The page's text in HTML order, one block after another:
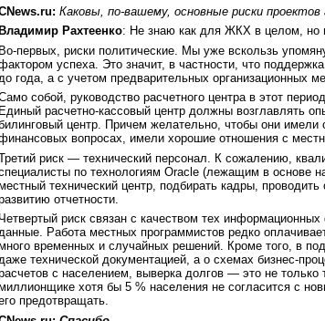
Каковы, по-вашему, основные риски
Владимир Рахтеенко: Не знаю как для ЖКХ в целом, но
Во-первых, риски политические. Мы уже вскользь
успеха. Это значит, в частности, что
до года, а с учетом предварительных организационных
собой, руководство расчетного центра в этот
Единый расчетно-кассовый центр должны возглавлять
центр. Причем желательно, чтобы они имели
вопросах, имели хорошие отношения с
риск — технический персонал. К сожалению,
по технологиям Oracle (лежащим в основе
технический центр, подбирать кадры,
отчетности.
Четвертый риск связан с качеством тех
Работа местных программистов редко
временных и случайных решений. Кроме того, в
технической документацией, а о схемах бизнес-
с населением, выверка долгов — это не только
хотя бы 5 % населения не согласится с
предотвращать.